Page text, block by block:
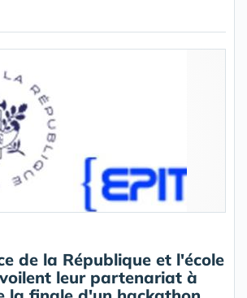
de la République et l'école
leur partenariat à